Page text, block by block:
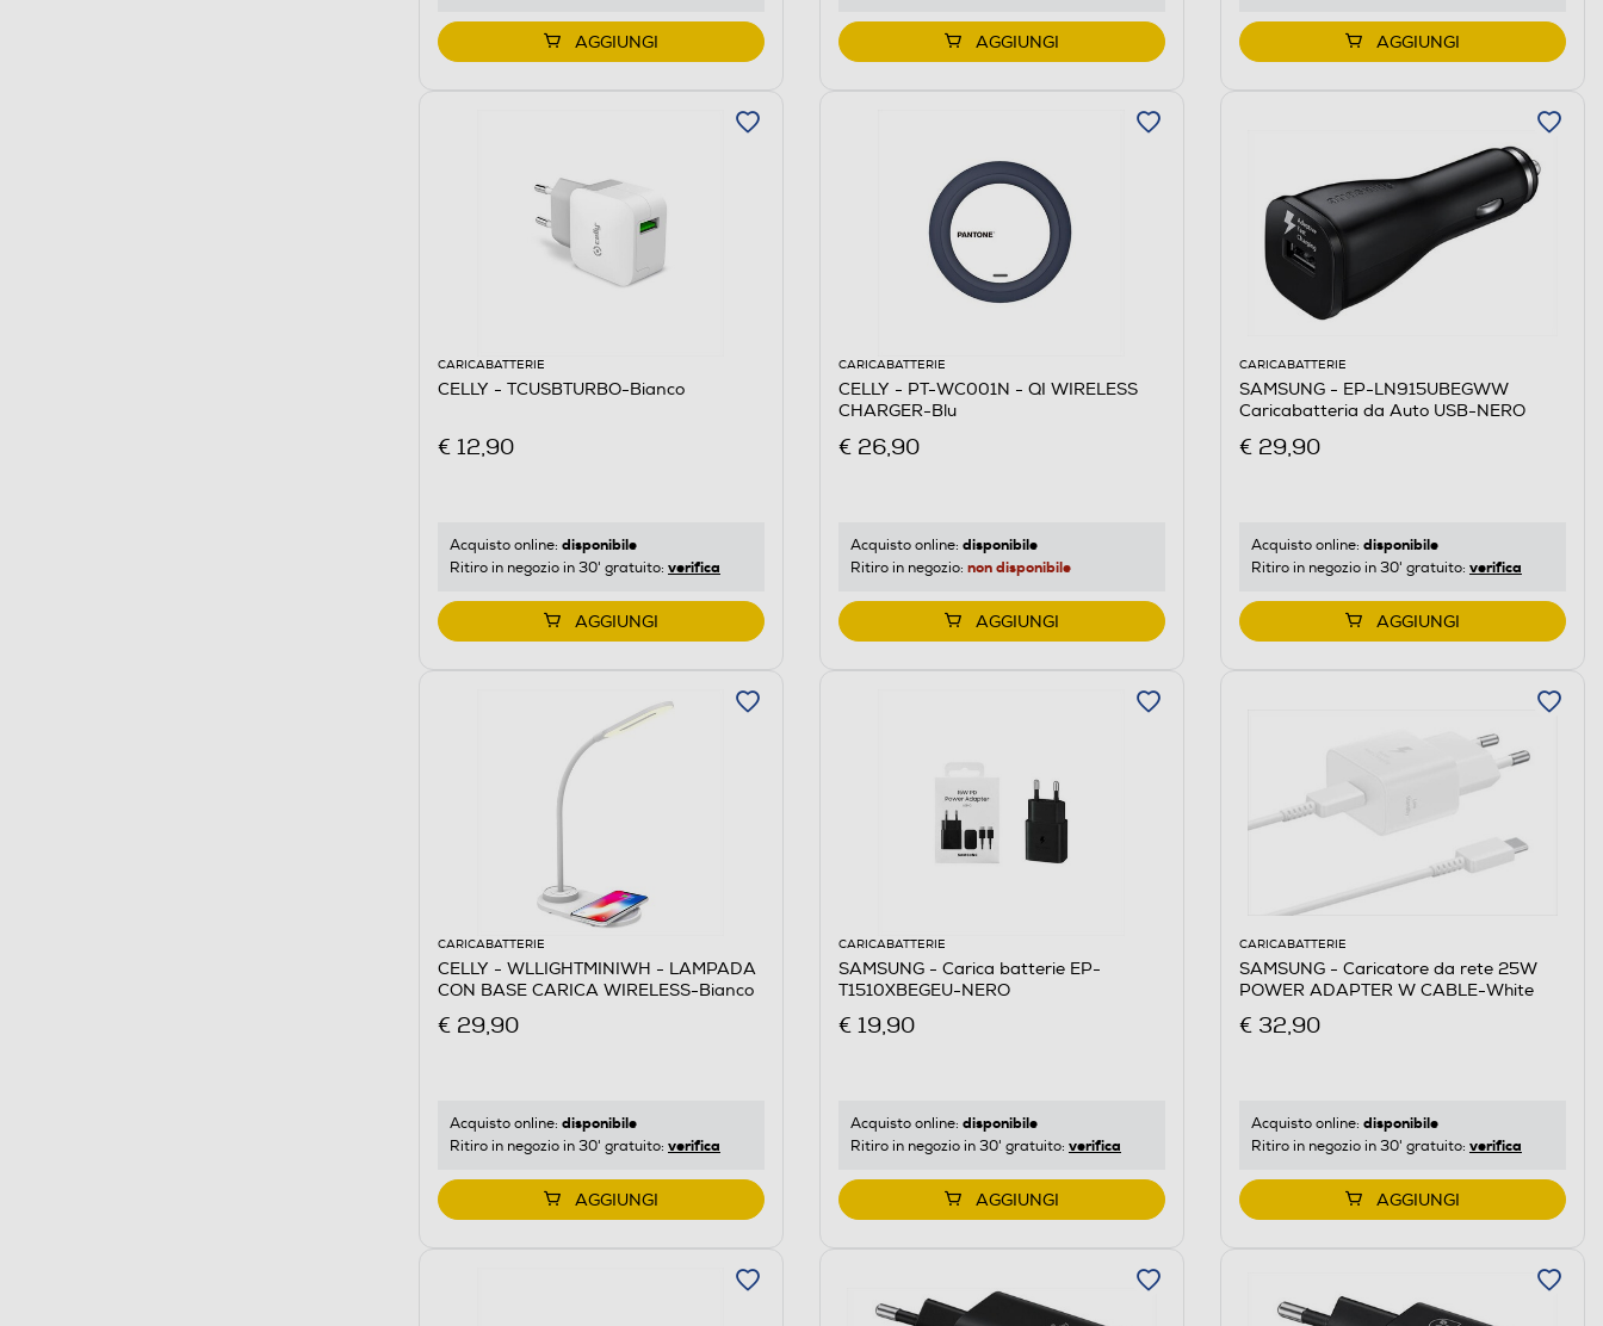
AGGIUNGI AGGIUNGI AGGIUNGI
CARICABATTERIE
CELLY - TCUSBTURBO-Bianco
€ 12,90
Acquisto online: disponibile
Ritiro in negozio in 30' gratuito: verifica
AGGIUNGI
CARICABATTERIE
CELLY - PT-WC001N - QI WIRELESS
CHARGER-Blu
€ 26,90
Acquisto online: disponibile
Ritiro in negozio: non disponibile
AGGIUNGI
CARICABATTERIE
SAMSUNG - EP-LN915UBEGWW
Caricabatteria da Auto USB-NERO
€ 29,90
Acquisto online: disponibile
Ritiro in negozio in 30' gratuito: verifica
AGGIUNGI
CARICABATTERIE
CELLY - WLLIGHTMINIWH - LAMPADA
CON BASE CARICA WIRELESS-Bianco
€ 29,90
Acquisto online: disponibile
Ritiro in negozio in 30' gratuito: verifica
AGGIUNGI
CARICABATTERIE
SAMSUNG - Carica batterie EP-
T1510XBEGEU-NERO
€ 19,90
Acquisto online: disponibile
Ritiro in negozio in 30' gratuito: verifica
AGGIUNGI
CARICABATTERIE
SAMSUNG - Caricatore da rete 25W
POWER ADAPTER W CABLE-White
€ 32,90
Acquisto online: disponibile
Ritiro in negozio in 30' gratuito: verifica
AGGIUNGI